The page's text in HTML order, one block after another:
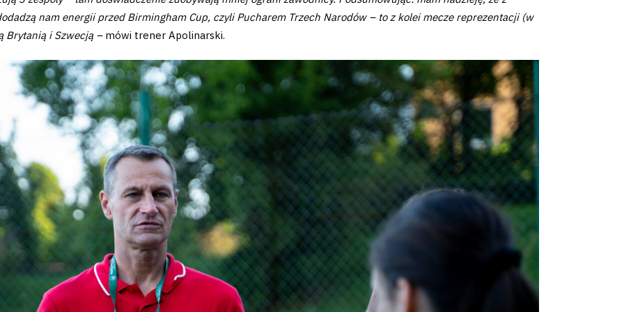
nam energii przed Birmingham Cup, czyli Pucharem Trzech Narodów – to z kolei mecze reprezentacji (w
Brytanią i Szwecją – mówi trener Apolinarski.